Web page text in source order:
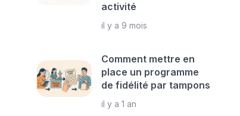
activité
il y a 9 mois
Comment mettre en
place un programme
de fidélité par tampons
il y a 1 an